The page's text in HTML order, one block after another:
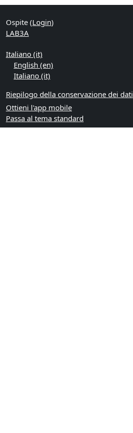
Ospite (Login)
LAB3A
Italiano ‎(it)‎
English ‎(en)‎
Italiano ‎(it)‎
Riepilogo della conservazione dei dati
Ottieni l'app mobile
Passa al tema standard